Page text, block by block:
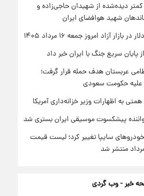
کمتر دیده‌شده از شهیدان حاجی‌زاده و
شهید هوافضای ایران
بازار آزاد امروز جمعه ۱۶ مرداد ۱۴۰۵
پایان سریع جنگ با ایران خبر داد
عربستان هدف حمله قرار گرفت؛
علیه حکومت سعودی
به اظهارات وزیر خزانه‌داری آمریکا
پیشکسوت موسیقی ایران بستری شد
سایپا تغییر کرد؛ لیست قیمت
خبر - وب گردی